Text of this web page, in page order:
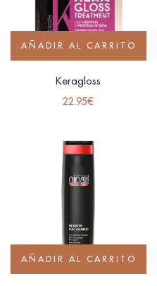
AÑADIR AL CARRITO
Keragloss
22.95€
AÑADIR AL CARRITO